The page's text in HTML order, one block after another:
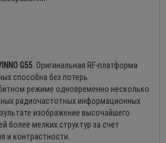
G55. Оригинальная RF-платформа
способна без потерь
режиме одновременно несколько
радиочастотных информационных
изображение высочайшего
более мелких структур за счет
и контрастности.